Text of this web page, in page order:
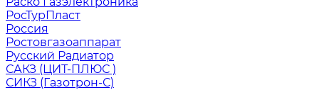
РосТурПласт
Россия
Ростовгазоаппарат
Русский Радиатор
САКЗ (ЦИТ-ПЛЮС )
СИКЗ (Газотрон-С)